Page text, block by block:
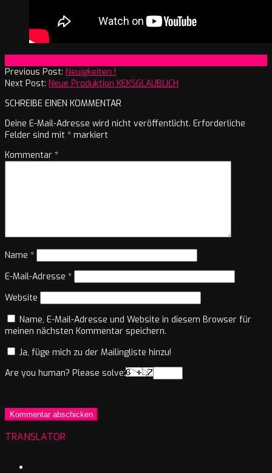
06-
18
Previous Post: Neuigkeiten !
Next Post: Neue Produktion KEKSGLAUBLICH
SCHREIBE EINEN KOMMENTAR
Deine E-Mail-Adresse wird nicht veröffentlicht. Erforderliche
Felder sind mit * markiert
Kommentar *
Name *
E-Mail-Adresse *
Website
Name, E-Mail-Adresse und Website in diesem Browser für
meinen nächsten Kommentar speichern.
Ja, füge mich zu der Mailingliste hinzu!
Are you human? Please solve:
TRANSLATOR